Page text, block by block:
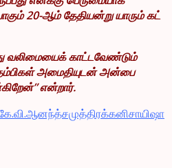
20-ஆம் தேதியன்று யாரும் கட்
வலிமையைக் காட்டவேண்டும்
அமைதியுடன் அன்பை
என்றார்.
சமுத்திரக்கனிசாயிஷா